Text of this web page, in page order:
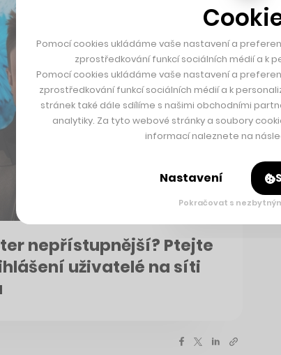
nepřístupnější? Ptejte
uživatelé na síti
Pomocí cookies ukládáme vaše nastavení a
zprostředkování funkcí sociálních médií a k
Pomocí cookies ukládáme vaše nastavení a
zprostředkování funkcí sociálních médií a k
stránek také dále sdílíme s našimi obchodními
analytiky. Za tyto webové stránky a soubory
informací naleznete na
Nastavení
Pokračovat s